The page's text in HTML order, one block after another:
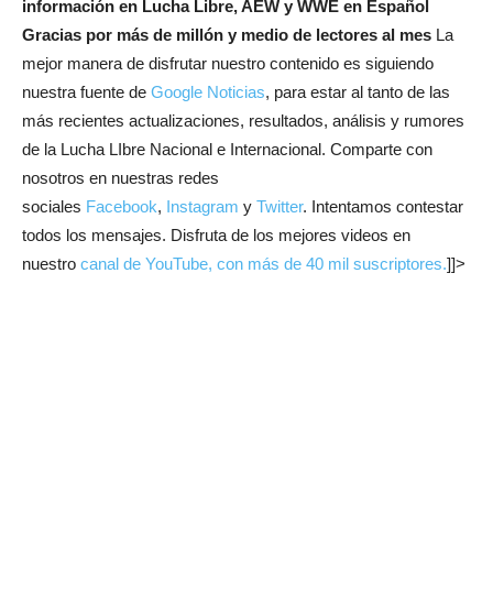
información en Lucha Libre, AEW y WWE en Español
Gracias por más de millón y medio de lectores al mes La
mejor manera de disfrutar nuestro contenido es siguiendo
nuestra fuente de Google Noticias, para estar al tanto de las
más recientes actualizaciones, resultados, análisis y rumores
de la Lucha LIbre Nacional e Internacional. Comparte con
nosotros en nuestras redes
sociales Facebook, Instagram y Twitter. Intentamos contestar
todos los mensajes. Disfruta de los mejores videos en
nuestro canal de YouTube, con más de 40 mil suscriptores.]]>